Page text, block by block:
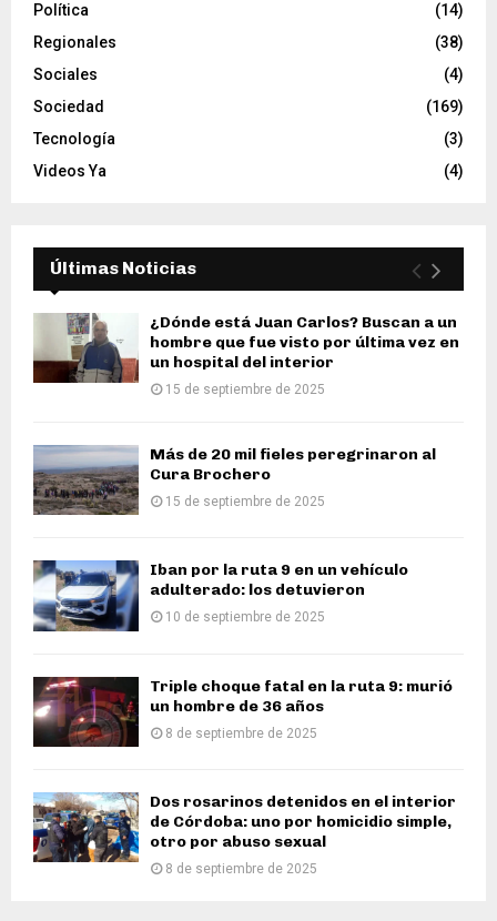
Política
(14)
Regionales
(38)
Sociales
(4)
Sociedad
(169)
Tecnología
(3)
Videos Ya
(4)
Últimas Noticias
¿Dónde está Juan Carlos? Buscan a un
hombre que fue visto por última vez en
un hospital del interior
15 de septiembre de 2025
Más de 20 mil fieles peregrinaron al
Cura Brochero
15 de septiembre de 2025
Iban por la ruta 9 en un vehículo
adulterado: los detuvieron
10 de septiembre de 2025
Triple choque fatal en la ruta 9: murió
un hombre de 36 años
8 de septiembre de 2025
Dos rosarinos detenidos en el interior
de Córdoba: uno por homicidio simple,
otro por abuso sexual
8 de septiembre de 2025